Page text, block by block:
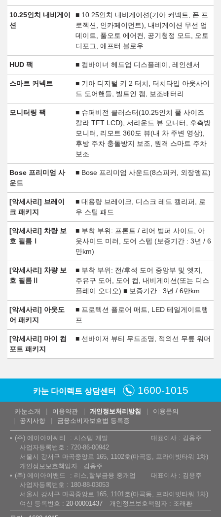
10.25인치 내비게이
션
■ 10.25인치 내비게이션(기아 커넥트, 폰 프
로젝션, 인카페이먼트), 내비게이션 무선 업
데이트, 풀오토 에어컨, 공기청정 모드, 오토
디포그, 애프터 블로우
HUD 팩 ■ 컴바이너 헤드업 디스플레이, 레인센서
스마트 커넥트
■ 기아 디지털 키 2 터치, 터치타입 아웃사이
드 도어핸들, 빌트인 캠, 보조배터리
모니터링 팩
■ 슈퍼비전 클러스터(10.25인치 풀 사이즈
칼라 TFT LCD), 서라운드 뷰 모니터, 후측방
모니터, 리모트 360도 뷰(내 차 주변 영상),
후방 주차 충돌방지 보조, 원격 스마트 주차
보조
Bose 프리미엄 사
운드
■ Bose 프리미엄 사운드(8스피커, 외장앰프)
[악세사리] 브레이
크 패키지
■ 대용량 브레이크, 디스크 레드 캘리퍼, 로
우 스틸 패드
[악세사리] 차량 보
호 필름Ⅰ
■ 부착 부위: 프론트 / 리어 범퍼 사이드, 아
웃사이드 미러, 도어 스텝 (보증기간 : 3년 / 6
만km)
[악세사리] 차량 보
호 필름Ⅱ
■ 부착 부위: 전/후석 도어 중앙부 및 엣지,
주유구 도어, 도어 컵, 내비게이션(또는 디스
플레이 오디오) ■ 보증기간 : 3년 / 6만km
[악세사리] 아웃도
어 패키지
■ 프로텍션 플로어 매트, LED 테일게이트램
프
[악세사리] 마이 컴
포트 패키지
■ 선바이저 뷰티 무드조명, 적외선 무릎 워머
카눈 다이렉트 상담센터 1600-1015
카눈소개 이용약관 개인정보처리방침
이용문의
공지사항
금융소비자보호법 등록증
(주) 에이아이씨티 시스템 개발
대표이사 : 김용주
사업자등록번호 : 720-86-00942
서울시 강서구 마곡중앙로 165, 1102호(마곡동, 프라이빗타워 1차)
개인정보보호책임자 : 김용주
(주) 에이아이밴드
리스,할부금융 중개업
대표이사 : 김용주
사업자등록번호 : 180-88-03053
서울시 강서구 마곡중앙로 165, 1101호(마곡동, 프라이빗타워 1차)
여신 등록번호 : 20-00001437
개인정보보호책임자 : 조래환